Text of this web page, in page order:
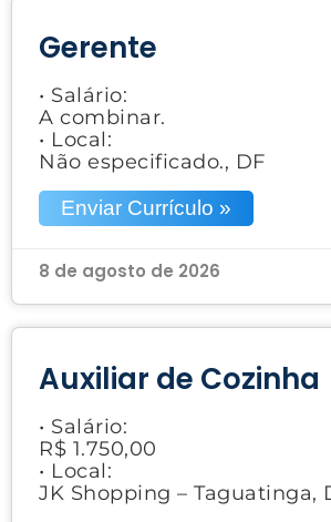
Gerente
• Salário:
A combinar.
• Local:
Não especificado., DF
Enviar Currículo »
8 de agosto de 2026
Auxiliar de Cozinha
• Salário:
R$ 1.750,00
• Local:
JK Shopping – Taguatinga,